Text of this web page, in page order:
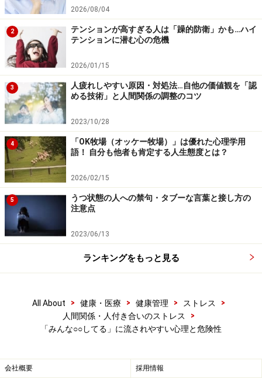
2026/08/04
2
テンションが高すぎる人は「躁的防衛」かも…ハイ
テンションに潜む心の危機
2026/01/15
3
人疲れしやすい原因・対処法…自他の価値観を「認
める技術」と人間関係の調整のコツ
2023/10/28
4
「OK牧場（オッケー牧場）」は優れた心理学用
語！ 自分も他者も肯定する人生態度とは？
2026/02/15
5
うつ状態の人への禁句・タブーな言葉と接し方の
注意点
2023/06/13
ランキングをもっと見る
All About > 健康・医療 > 健康管理 > ストレス
>
人間関係・人付き合いのストレス
>
「みんな○○してる」に流されやすい心理と危険性
会社概要 採用情報